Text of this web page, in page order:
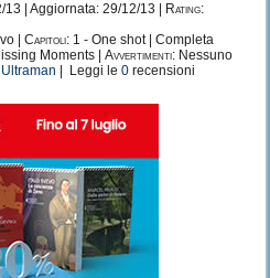
13 | Aggiornata: 29/12/13 |
Rating:
| Capitoli: 1 - One shot | Completa
Moments | Avvertimenti: Nessuno
Ultraman | Leggi le 0 recensioni